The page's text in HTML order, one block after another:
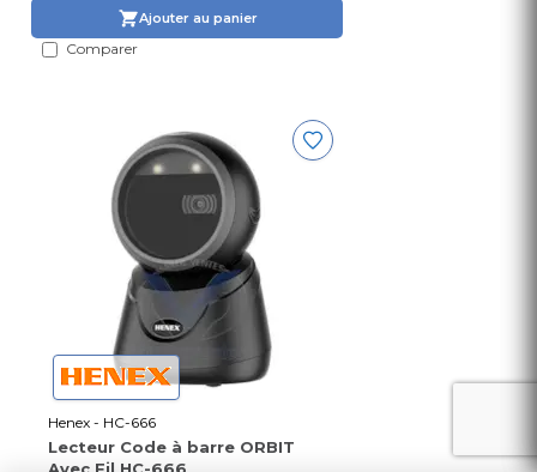
Ajouter au panier
Comparer
Henex - HC-666
Lecteur Code à barre ORBIT